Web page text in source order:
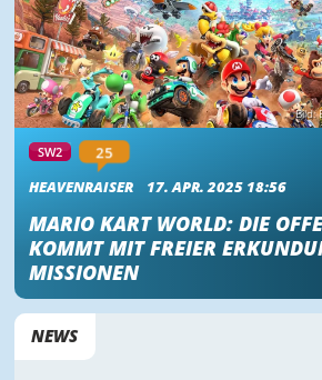
Bild:
SW2 25
HEAVENRAISER 17. APR. 2025 18:56
MARIO KART WORLD: DIE
KOMMT MIT FREIER
MISSIONEN
NEWS